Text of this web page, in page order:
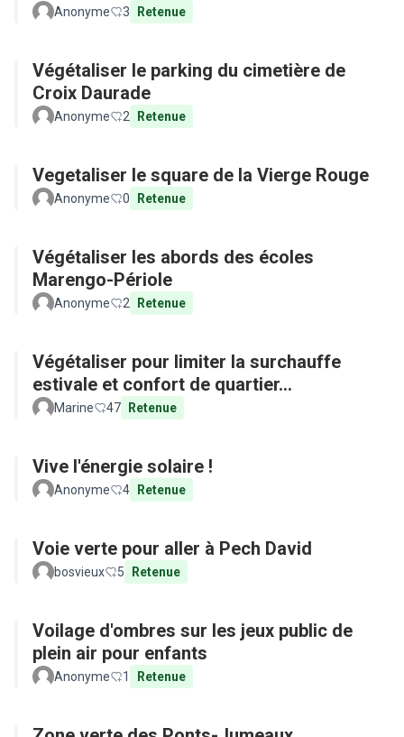
Anonyme 3 Retenue
Végétaliser le parking du cimetière de
Croix Daurade
Anonyme 2 Retenue
Vegetaliser le square de la Vierge Rouge
Anonyme 0 Retenue
Végétaliser les abords des écoles
Marengo-Périole
Anonyme 2 Retenue
Végétaliser pour limiter la surchauffe
estivale et confort de quartier...
Marine 47 Retenue
Vive l'énergie solaire !
Anonyme 4 Retenue
Voie verte pour aller à Pech David
bosvieux 5 Retenue
Voilage d'ombres sur les jeux public de
plein air pour enfants
Anonyme 1 Retenue